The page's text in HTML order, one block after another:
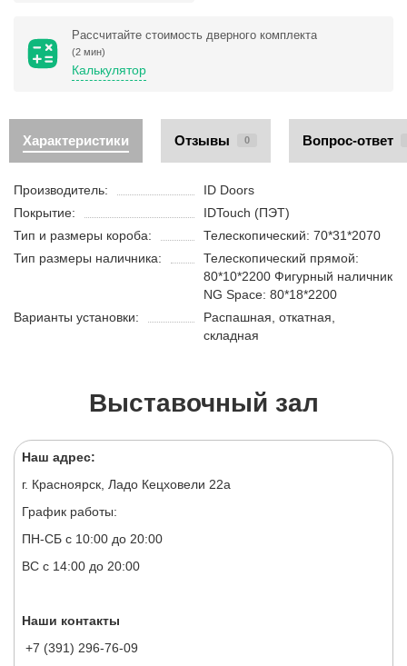
Рассчитайте стоимость дверного комплекта
(2 мин)
Калькулятор
Характеристики Отзывы 0 Вопрос-ответ
Производитель:
ID Doors
Покрытие:
IDTouch (ПЭТ)
Тип и размеры короба:
Телескопический: 70*31*2070
Тип размеры наличника:
Телескопический прямой:
80*10*2200 Фигурный наличник
NG Space: 80*18*2200
Варианты установки:
Распашная, откатная,
складная
Выставочный зал
Наш адрес:
г. Красноярск, Ладо Кецховели 22а
График работы:
ПН-СБ с 10:00 до 20:00
ВС с 14:00 до 20:00
Наши контакты
+7 (391) 296-76-09